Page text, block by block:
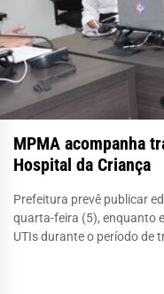
MPMA acompanha
Hospital da Criança
Prefeitura prevê publicar
quarta-feira (5), enquanto
UTIs durante o período de